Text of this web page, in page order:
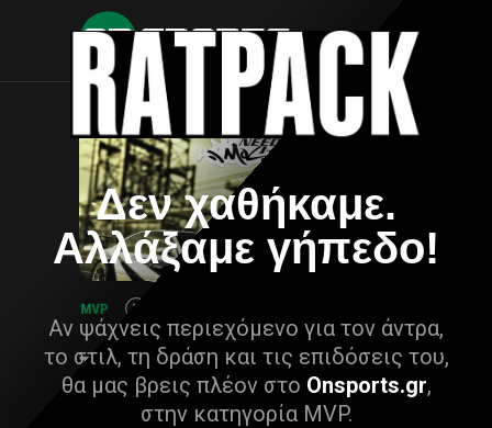
Δεν χαθήκαμε.
Αλλάξαμε γήπεδο!
Αν ψάχνεις περιεχόμενο για τον άντρα,
το στιλ, τη δράση και τις επιδόσεις του,
θα μας βρεις πλέον στο Onsports.gr,
στην κατηγορία MVP.